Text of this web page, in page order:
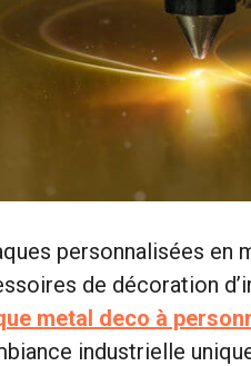
personnalisées en
de décoration
metal deco à
industrielle